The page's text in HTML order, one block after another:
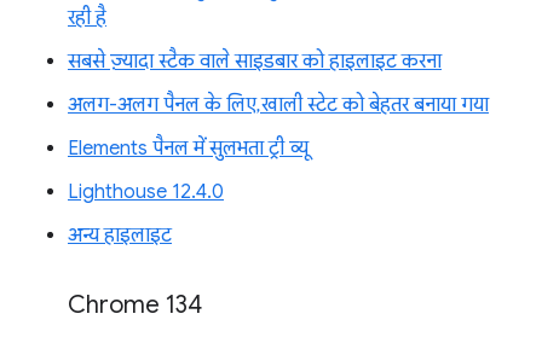
रही है
सबसे ज़्यादा स्टैक वाले साइडबार को हाइलाइट करना
अलग-अलग पैनल के लिए, खाली स्टेट को बेहतर बनाया गया
Elements पैनल में सुलभता ट्री व्यू
Lighthouse 12.4.0
अन्य हाइलाइट
Chrome 134